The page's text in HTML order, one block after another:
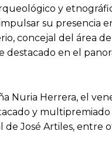
y
su presencia
concejal del área
en el
Herrera, el
y
José Artiles, entre